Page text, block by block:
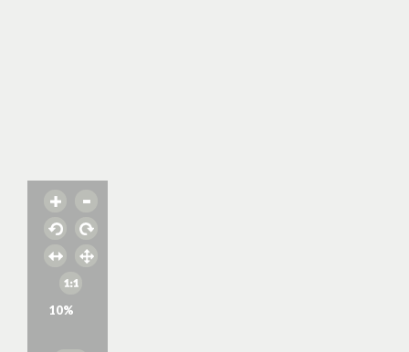
10%